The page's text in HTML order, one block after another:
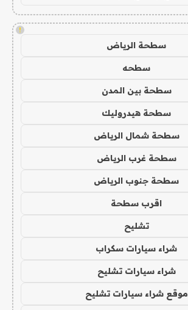
!
سطحة الرياض
سطحه
سطحة بين المدن
سطحة هيدروليك
سطحة شمال الرياض
سطحة غرب الرياض
سطحة جنوب الرياض
اقرب سطحة
تشليح
شراء سيارات سكراب
شراء سيارات تشليح
موقع شراء سيارات تشليح